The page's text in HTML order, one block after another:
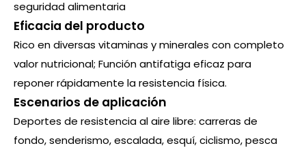
seguridad alimentaria
Eficacia del producto
Rico en diversas vitaminas y minerales con completo
valor nutricional; Función antifatiga eficaz para
reponer rápidamente la resistencia física.
Escenarios de aplicación
Deportes de resistencia al aire libre: carreras de
fondo, senderismo, escalada, esquí, ciclismo, pesca